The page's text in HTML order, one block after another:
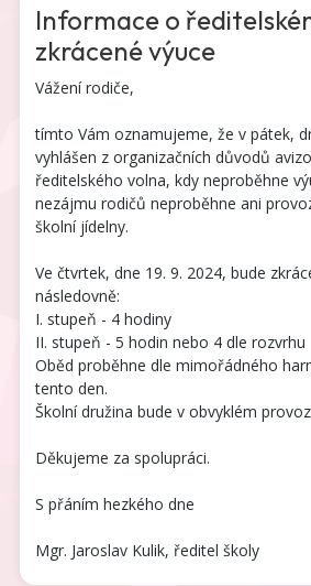
Informace o
zkrácené výuce
Vážení rodiče,
tímto Vám oznamujeme, že v pátek,
vyhlášen z organizačních důvodů
ředitelského volna, kdy neproběhne
nezájmu rodičů neproběhne ani
školní jídelny.
Ve čtvrtek, dne 19. 9. 2024, bude
následovně:
I. stupeň - 4 hodiny
II. stupeň - 5 hodin nebo 4 dle rozvrhu
Oběd proběhne dle mimořádného
tento den.
Školní družina bude v obvyklém
Děkujeme za spolupráci.
S přáním hezkého dne
Mgr. Jaroslav Kulik, ředitel školy